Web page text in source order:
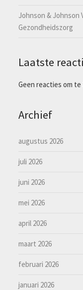
Johnson & Johnson
Gezondheidszorg
Laatste
Geen reacties om
Archief
augustus 2026
juli 2026
juni 2026
mei 2026
april 2026
maart 2026
februari 2026
januari 2026